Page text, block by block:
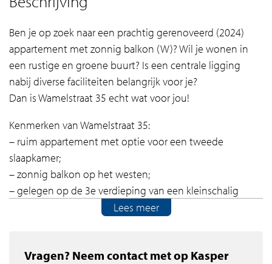
Ben je op zoek naar een prachtig gerenoveerd (2024)
appartement met zonnig balkon (W)? Wil je wonen in
een rustige en groene buurt? Is een centrale ligging
nabij diverse faciliteiten belangrijk voor je?
Dan is Wamelstraat 35 echt wat voor jou!
Kenmerken van Wamelstraat 35:
– ruim appartement met optie voor een tweede
slaapkamer;
– zonnig balkon op het westen;
– gelegen op de 3e verdieping van een kleinschalig
Reigersbos;
Lees meer
Vragen? Neem contact met op Kasper